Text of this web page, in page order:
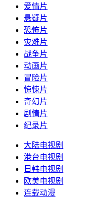
爱情片
悬疑片
恐怖片
灾难片
战争片
动画片
冒险片
惊悚片
奇幻片
剧情片
纪录片
大陆电视剧
港台电视剧
日韩电视剧
欧美电视剧
连载动漫